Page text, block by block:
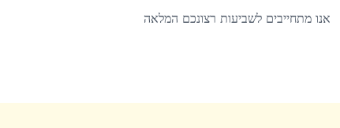
אנו מתחייבים לשביעות רצונכם המלאה